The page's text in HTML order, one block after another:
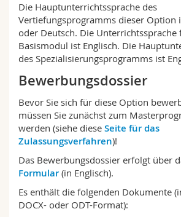
Die Hauptunterrichtssprache des
Vertiefungsprogramms dieser Option
oder Deutsch. Die Unterrichtssprache
Basismodul ist Englisch. Die
des Spezialisierungsprogramms ist
Bewerbungsdossier
Bevor Sie sich für diese Option
müssen Sie zunächst zum
werden (siehe diese Seite für das
Zulassungsverfahren)!
Das Bewerbungsdossier erfolgt über
Formular(in Englisch).
Es enthält die folgenden Dokumente
DOCX- oder ODT-Format):